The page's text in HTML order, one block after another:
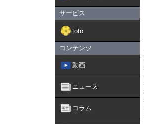
サービス
toto
コンテンツ
動画
ニュース
コラム